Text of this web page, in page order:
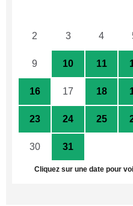
2 3 4
9 10 11
16 17 18
23 24 25
30 31
Cliquez sur une date pour